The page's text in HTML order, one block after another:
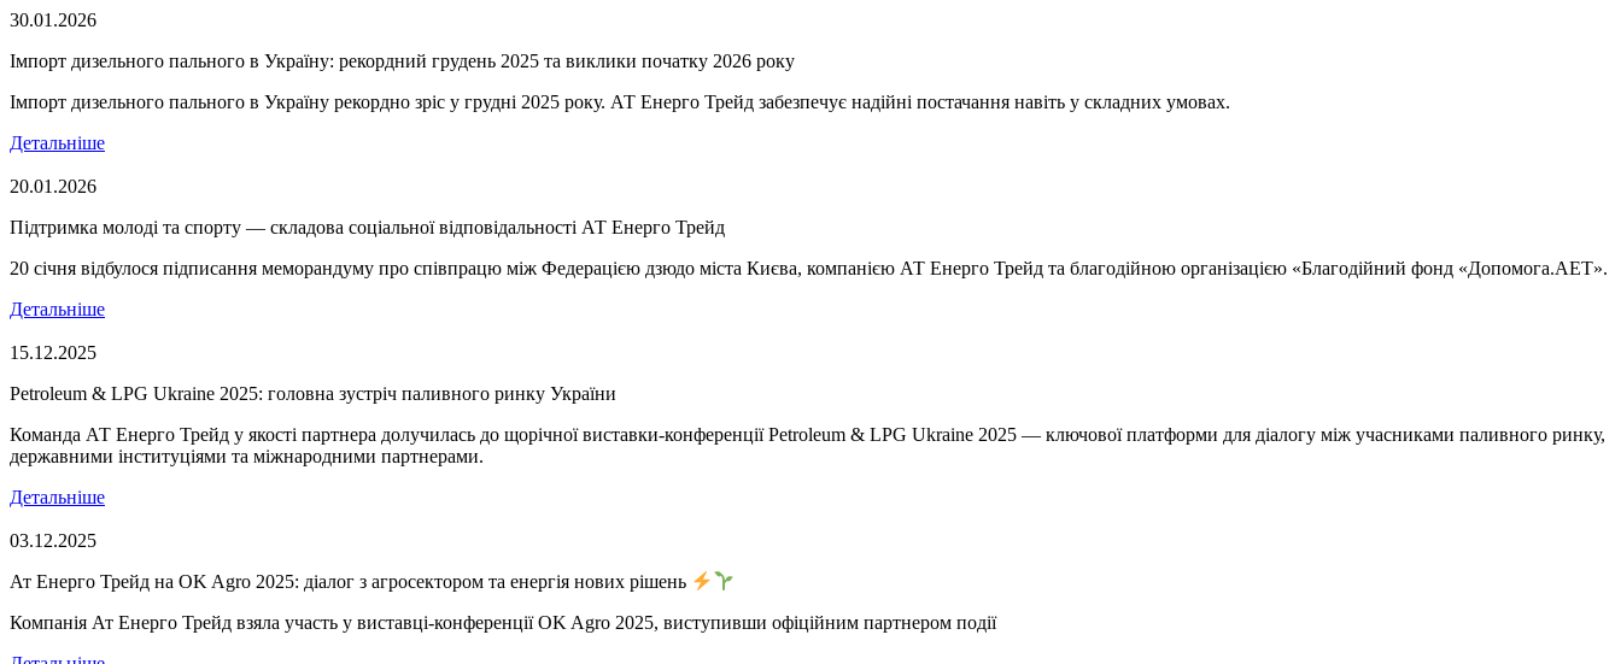
30.01.2026
Імпорт дизельного пального в Україну: рекордний грудень 2025 та виклики початку 2026 року
Імпорт дизельного пального в Україну рекордно зріс у грудні 2025 року. АТ Енерго Трейд забезпечує надійні постачання навіть у складних умовах.
Детальніше
20.01.2026
Підтримка молоді та спорту — складова соціальної відповідальності АТ Енерго Трейд
20 січня відбулося підписання меморандуму про співпрацю між Федерацією дзюдо міста Києва, компанією АТ Енерго Трейд та благодійною організацією «Благодійний фонд «Допомога.AET».
Детальніше
15.12.2025
Petroleum & LPG Ukraine 2025: головна зустріч паливного ринку України
Команда АТ Енерго Трейд у якості партнера долучилась до щорічної виставки-конференції Petroleum & LPG Ukraine 2025 — ключової платформи для діалогу між учасниками паливного ринку,
державними інституціями та міжнародними партнерами.
Детальніше
03.12.2025
Ат Енерго Трейд на OK Agro 2025: діалог з агросектором та енергія нових рішень
Компанія Ат Енерго Трейд взяла участь у виставці-конференції OK Agro 2025, виступивши офіційним партнером події